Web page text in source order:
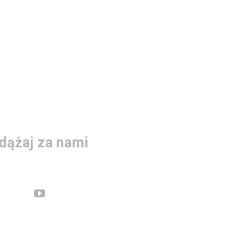
za nami